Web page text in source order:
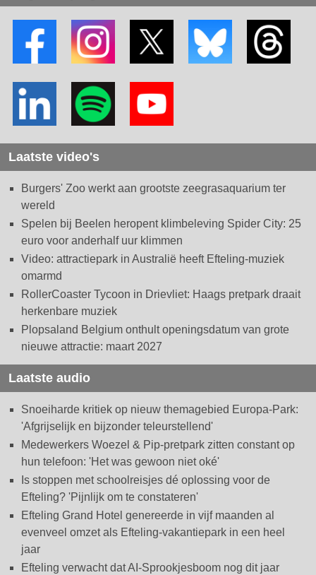
Laatste video's
Burgers' Zoo werkt aan grootste zeegrasaquarium ter
wereld
Spelen bij Beelen heropent klimbeleving Spider City: 25
euro voor anderhalf uur klimmen
Video: attractiepark in Australië heeft Efteling-muziek
omarmd
RollerCoaster Tycoon in Drievliet: Haags pretpark draait
herkenbare muziek
Plopsaland Belgium onthult openingsdatum van grote
nieuwe attractie: maart 2027
Laatste audio
Snoeiharde kritiek op nieuw themagebied Europa-Park:
'Afgrijselijk en bijzonder teleurstellend'
Medewerkers Woezel & Pip-pretpark zitten constant op
hun telefoon: 'Het was gewoon niet oké'
Is stoppen met schoolreisjes dé oplossing voor de
Efteling? 'Pijnlijk om te constateren'
Efteling Grand Hotel genereerde in vijf maanden al
evenveel omzet als Efteling-vakantiepark in een heel
jaar
Efteling verwacht dat AI-Sprookjesboom nog dit jaar